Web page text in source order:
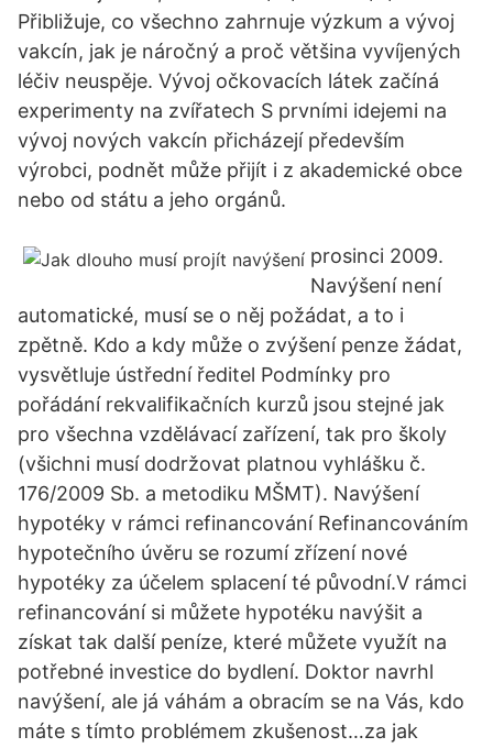
Přibližuje, co všechno zahrnuje výzkum a vývoj
vakcín, jak je náročný a proč většina vyvíjených
léčiv neuspěje. Vývoj očkovacích látek začíná
experimenty na zvířatech S prvními idejemi na
vývoj nových vakcín přicházejí především
výrobci, podnět může přijít i z akademické obce
nebo od státu a jeho orgánů.
prosinci 2009.
Navýšení není
automatické, musí se o něj požádat, a to i
zpětně. Kdo a kdy může o zvýšení penze žádat,
vysvětluje ústřední ředitel Podmínky pro
pořádání rekvalifikačních kurzů jsou stejné jak
pro všechna vzdělávací zařízení, tak pro školy
(všichni musí dodržovat platnou vyhlášku č.
176/2009 Sb. a metodiku MŠMT). Navýšení
hypotéky v rámci refinancování Refinancováním
hypotečního úvěru se rozumí zřízení nové
hypotéky za účelem splacení té původní.V rámci
refinancování si můžete hypotéku navýšit a
získat tak další peníze, které můžete využít na
potřebné investice do bydlení. Doktor navrhl
navýšení, ale já váhám a obracím se na Vás, kdo
máte s tímto problémem zkušenost…za jak